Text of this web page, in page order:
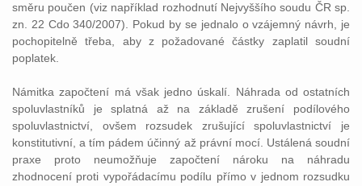
směru poučen (viz například rozhodnutí Nejvyššího soudu ČR sp.
zn. 22 Cdo 340/2007). Pokud by se jednalo o vzájemný návrh, je
pochopitelně třeba, aby z požadované částky zaplatil soudní
poplatek.
Námitka započtení má však jedno úskalí. Náhrada od ostatních
spoluvlastníků je splatná až na základě zrušení podílového
spoluvlastnictví, ovšem rozsudek zrušující spoluvlastnictví je
konstitutivní, a tím pádem účinný až právní mocí. Ustálená soudní
praxe proto neumožňuje započtení nároku na náhradu
zhodnocení proti vypořádacímu podílu přímo v jednom rozsudku